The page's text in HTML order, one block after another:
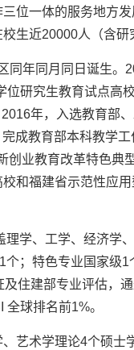
位一体的服务地方
生近20000人（含研
年同月同日诞生。
研究生教育试点高
年，入选教育部
成教育部本科教学
创业教育改革特色典
和福建省示范性应
学、工学、经济学
；特色专业国家级1
住建部专业评估，
球排名前1%。
艺术学理论4个硕士